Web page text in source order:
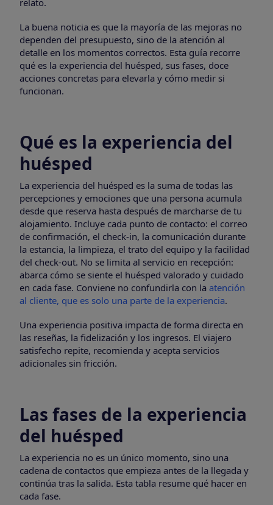
relato.
La buena noticia es que la mayoría de las mejoras no
dependen del presupuesto, sino de la atención al
detalle en los momentos correctos. Esta guía recorre
qué es la experiencia del huésped, sus fases, doce
acciones concretas para elevarla y cómo medir si
funcionan.
Qué es la experiencia del
huésped
La experiencia del huésped es la suma de todas las
percepciones y emociones que una persona acumula
desde que reserva hasta después de marcharse de tu
alojamiento. Incluye cada punto de contacto: el correo
de confirmación, el check-in, la comunicación durante
la estancia, la limpieza, el trato del equipo y la facilidad
del check-out. No se limita al servicio en recepción:
abarca cómo se siente el huésped valorado y cuidado
en cada fase. Conviene no confundirla con la atención
al cliente, que es solo una parte de la experiencia.
Una experiencia positiva impacta de forma directa en
las reseñas, la fidelización y los ingresos. El viajero
satisfecho repite, recomienda y acepta servicios
adicionales sin fricción.
Las fases de la experiencia
del huésped
La experiencia no es un único momento, sino una
cadena de contactos que empieza antes de la llegada y
continúa tras la salida. Esta tabla resume qué hacer en
cada fase.